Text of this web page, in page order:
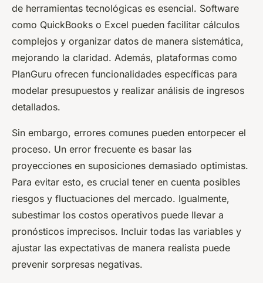
de herramientas tecnológicas es esencial. Software
como QuickBooks o Excel pueden facilitar cálculos
complejos y organizar datos de manera sistemática,
mejorando la claridad. Además, plataformas como
PlanGuru ofrecen funcionalidades específicas para
modelar presupuestos y realizar análisis de ingresos
detallados.
Sin embargo, errores comunes pueden entorpecer el
proceso. Un error frecuente es basar las
proyecciones en suposiciones demasiado optimistas.
Para evitar esto, es crucial tener en cuenta posibles
riesgos y fluctuaciones del mercado. Igualmente,
subestimar los costos operativos puede llevar a
pronósticos imprecisos. Incluir todas las variables y
ajustar las expectativas de manera realista puede
prevenir sorpresas negativas.